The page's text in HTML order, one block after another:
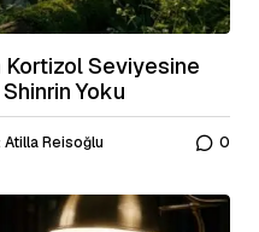
Kortizol Seviyesine
Yoku
Atilla Reisoğlu 0